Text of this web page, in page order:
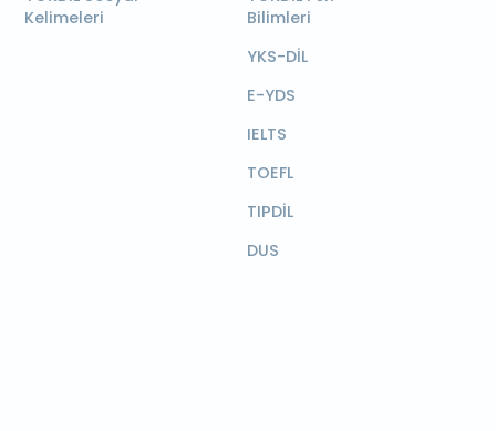
Kelimeleri
Bilimleri
YKS-DİL
E-YDS
IELTS
TOEFL
TIPDİL
DUS